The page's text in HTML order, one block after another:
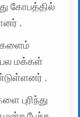
கோபத்தில்
.
பல மக்கள்
.
புரிந்து